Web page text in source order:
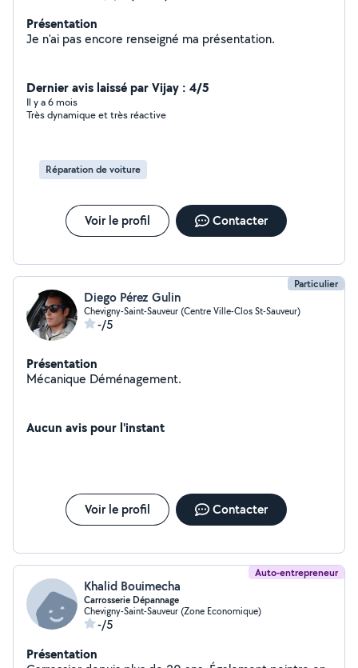
Présentation
Je n'ai pas encore renseigné ma présentation.
Dernier avis laissé par Vijay : 4/5
Il y a 6 mois
Très dynamique et très réactive
Réparation de voiture
Voir le profil Contacter
Particulier
Diego Pérez Gulin
Chevigny-Saint-Sauveur (Centre Ville-Clos St-Sauveur)
-/5
Présentation
Mécanique Déménagement.
Aucun avis pour l'instant
Voir le profil Contacter
Auto-entrepreneur
Khalid Bouimecha
Carrosserie Dépannage
Chevigny-Saint-Sauveur (Zone Economique)
-/5
Présentation